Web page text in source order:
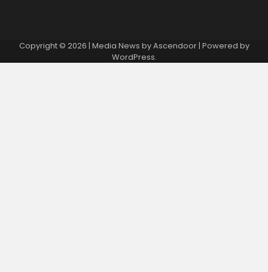
Copyright © 2026 | Media News byAscendoor| Powered by
WordPress.